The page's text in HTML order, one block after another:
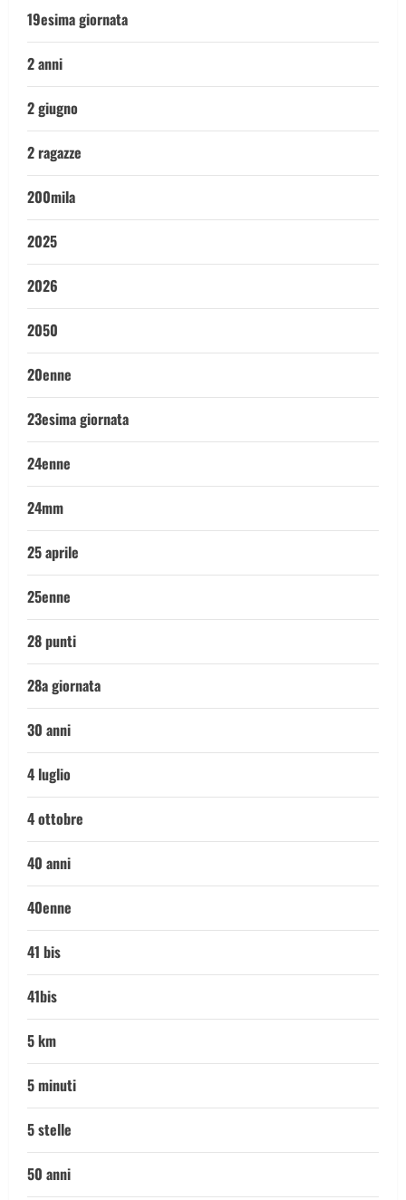
19esima giornata
2 anni
2 giugno
2 ragazze
200mila
2025
2026
2050
20enne
23esima giornata
24enne
24mm
25 aprile
25enne
28 punti
28a giornata
30 anni
4 luglio
4 ottobre
40 anni
40enne
41 bis
41bis
5 km
5 minuti
5 stelle
50 anni